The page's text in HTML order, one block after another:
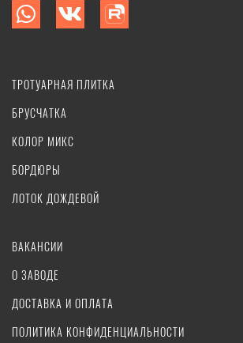
ТРОТУАРНАЯ ПЛИТКА
БРУСЧАТКА
КОЛОР МИКС
БОРДЮРЫ
ЛОТОК ДОЖДЕВОЙ
ВАКАНСИИ
О ЗАВОДЕ
ДОСТАВКА И ОПЛАТА
ПОЛИТИКА КОНФИДЕНЦИАЛЬНОСТИ